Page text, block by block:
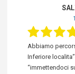
Abbiamo
Inferiore
“immettendoci